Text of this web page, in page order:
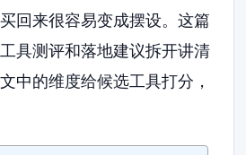
回来很容易变成摆设。这篇
具测评和落地建议拆开讲清
中的维度给候选工具打分，